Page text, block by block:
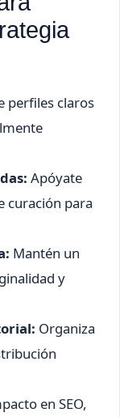
perfiles claros
Apóyate
curación para
Mantén un
y
Organiza
en SEO,